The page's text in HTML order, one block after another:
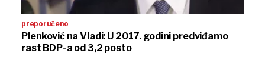
preporučeno
Plenković na Vladi: U 2017. godini predviđamo
rast BDP-a od 3,2 posto